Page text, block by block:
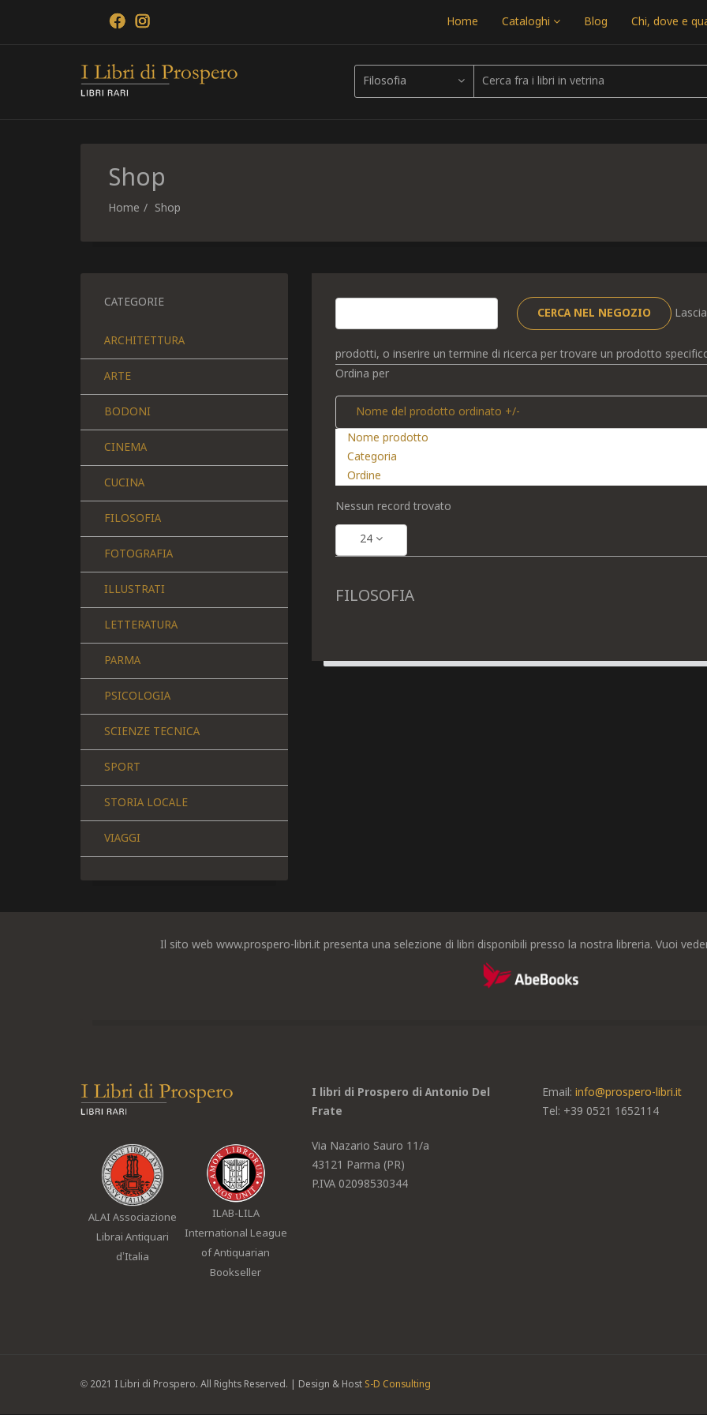
Home Cataloghi Blog Chi, dove e
Filosofia
Shop
Home Shop
CATEGORIE
ARCHITETTURA
ARTE
BODONI
CINEMA
CUCINA
FILOSOFIA
FOTOGRAFIA
ILLUSTRATI
LETTERATURA
PARMA
PSICOLOGIA
SCIENZE TECNICA
SPORT
STORIA LOCALE
VIAGGI
prodotti, o inserire un termine di ricerca per trovare un prodotto
Ordina per
Nome del prodotto ordinato +/-
Nome prodotto
Categoria
Ordine
Nessun record trovato
24
FILOSOFIA
Il sito web www.prospero-libri.it presenta una selezione di libri disponibili presso la nostra libreria. Vuoi
ALAI Associazione
Librai Antiquari
d’Italia
ILAB-LILA
International League
of Antiquarian
Bookseller
I libri di Prospero di Antonio Del
Frate
Via Nazario Sauro 11/a
43121 Parma (PR)
P.IVA 02098530344
Email: info@prospero-libri.it
Tel: +39 0521 1652114
© 2021 I Libri di Prospero. All Rights Reserved. | Design & Host S-D Consulting